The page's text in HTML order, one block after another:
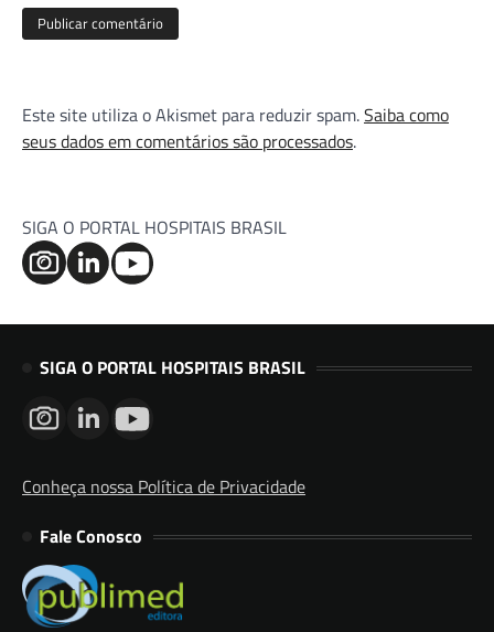
Este site utiliza o Akismet para reduzir spam.Saiba como
seus dados em comentários são processados.
SIGA O PORTAL HOSPITAIS BRASIL
SIGA O PORTAL HOSPITAIS BRASIL
Conheça nossa Política de Privacidade
Fale Conosco